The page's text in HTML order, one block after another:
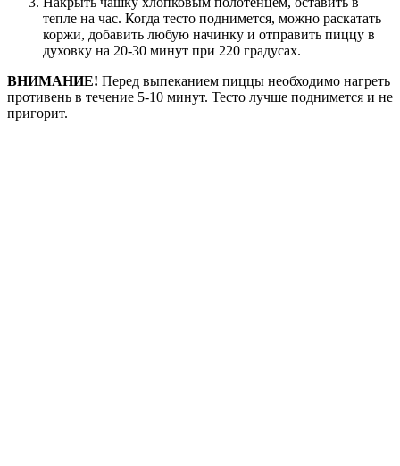
тепле на час. Когда тесто поднимется, можно раскатать
коржи, добавить любую начинку и отправить пиццу в
духовку на 20-30 минут при 220 градусах.
ВНИМАНИЕ! Перед выпеканием пиццы необходимо нагреть
противень в течение 5-10 минут. Тесто лучше поднимется и не
пригорит.